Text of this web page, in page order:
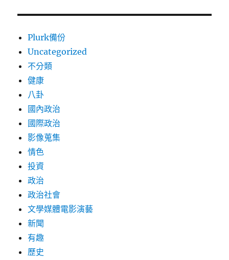
Plurk備份
Uncategorized
不分類
健康
八卦
國內政治
國際政治
影像蒐集
情色
投資
政治
政治社會
文學媒體電影演藝
新聞
有趣
歷史